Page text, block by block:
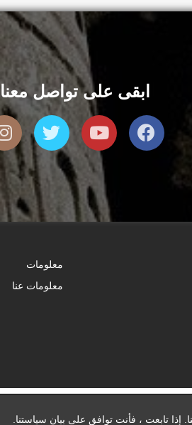
تابعت ، فأنت توافق على بيان سياستنا.
ابقى على تواصل معنا
معلومات
معلومات عنا